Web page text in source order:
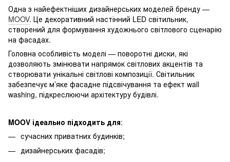
Одна з найефектніших дизайнерських моделей бренду —
MOOV. Це декоративний настінний LED світильник,
створений для формування художнього світлового сценарію
на фасадах.
Головна особливість моделі — поворотні диски, які
дозволяють змінювати напрямок світлових акцентів та
створювати унікальні світлові композиції. Світильник
забезпечує м’яке фасадне підсвічування та ефект wall
washing, підкреслюючи архітектуру будівлі.
MOOV ідеально підходить для:
сучасних приватних будинків;
дизайнерських фасадів;